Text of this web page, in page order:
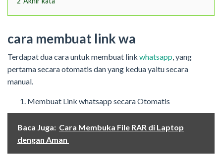
cara membuat link wa
Terdapat dua cara untuk membuat link whatsapp, yang
pertama secara otomatis dan yang kedua yaitu secara
manual.
Membuat Link whatsapp secara Otomatis
Baca Juga: Cara Membuka File RAR di Laptop
dengan Aman